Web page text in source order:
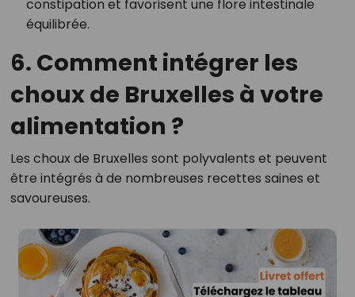
constipation et favorisent une flore intestinale
équilibrée.
6. Comment intégrer les
choux de Bruxelles à votre
alimentation ?
Les choux de Bruxelles sont polyvalents et peuvent
être intégrés à de nombreuses recettes saines et
savoureuses.